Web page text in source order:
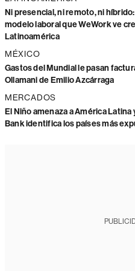
Ni presencial, ni remoto, ni
modelo laboral que WeWork ve
Latinoamérica
MÉXICO
Gastos del Mundial le pasan
Ollamani de Emilio Azcárraga
MERCADOS
El Niño amenaza a América Latina
Bank identifica los países más